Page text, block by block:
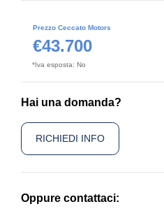
Prezzo Ceccato Motors
€43.700
*Iva esposta: No
Hai una domanda?
RICHIEDI INFO
Oppure contattaci: